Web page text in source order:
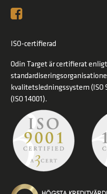
ISO-certifierad
Odin Target är certifierat
kvalitetsledningssystem
(ISO 14001).